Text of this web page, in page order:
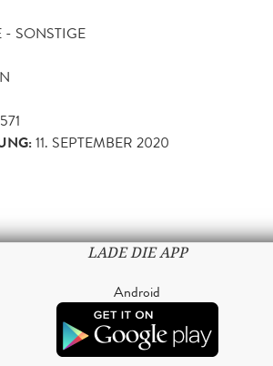
- SONSTIGE
11. SEPTEMBER 2020
LADE DIE APP
Android